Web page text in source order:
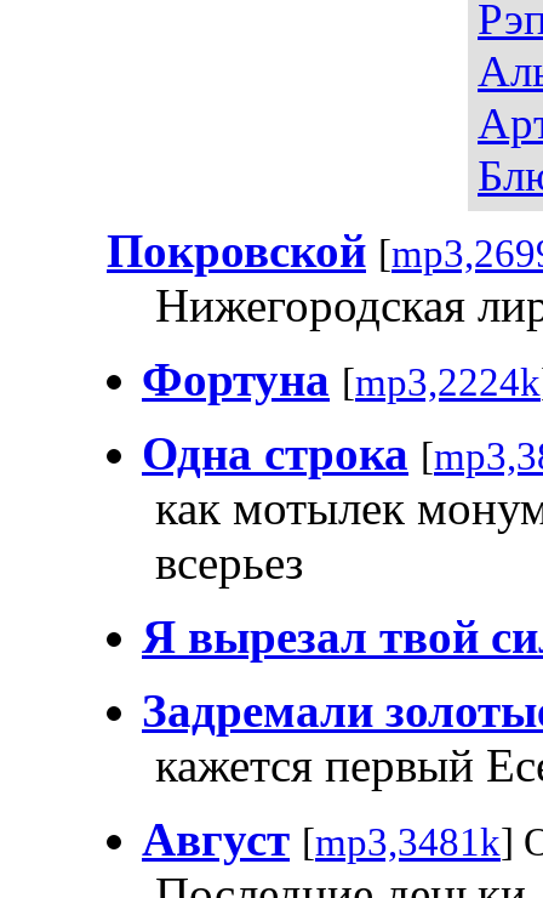
Покровской [
Нижегородская
Фортуна [mp3,2224k
Одна строка [
как мотылек
всерьез
Я вырезал твой
Задремали
кажется первый
Август [mp3,3481k]